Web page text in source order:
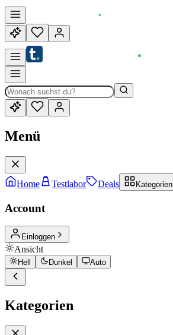
Menü
Home Testlabor Deals Kategorien
Account
Einloggen
Ansicht
Hell Dunkel Auto
Kategorien